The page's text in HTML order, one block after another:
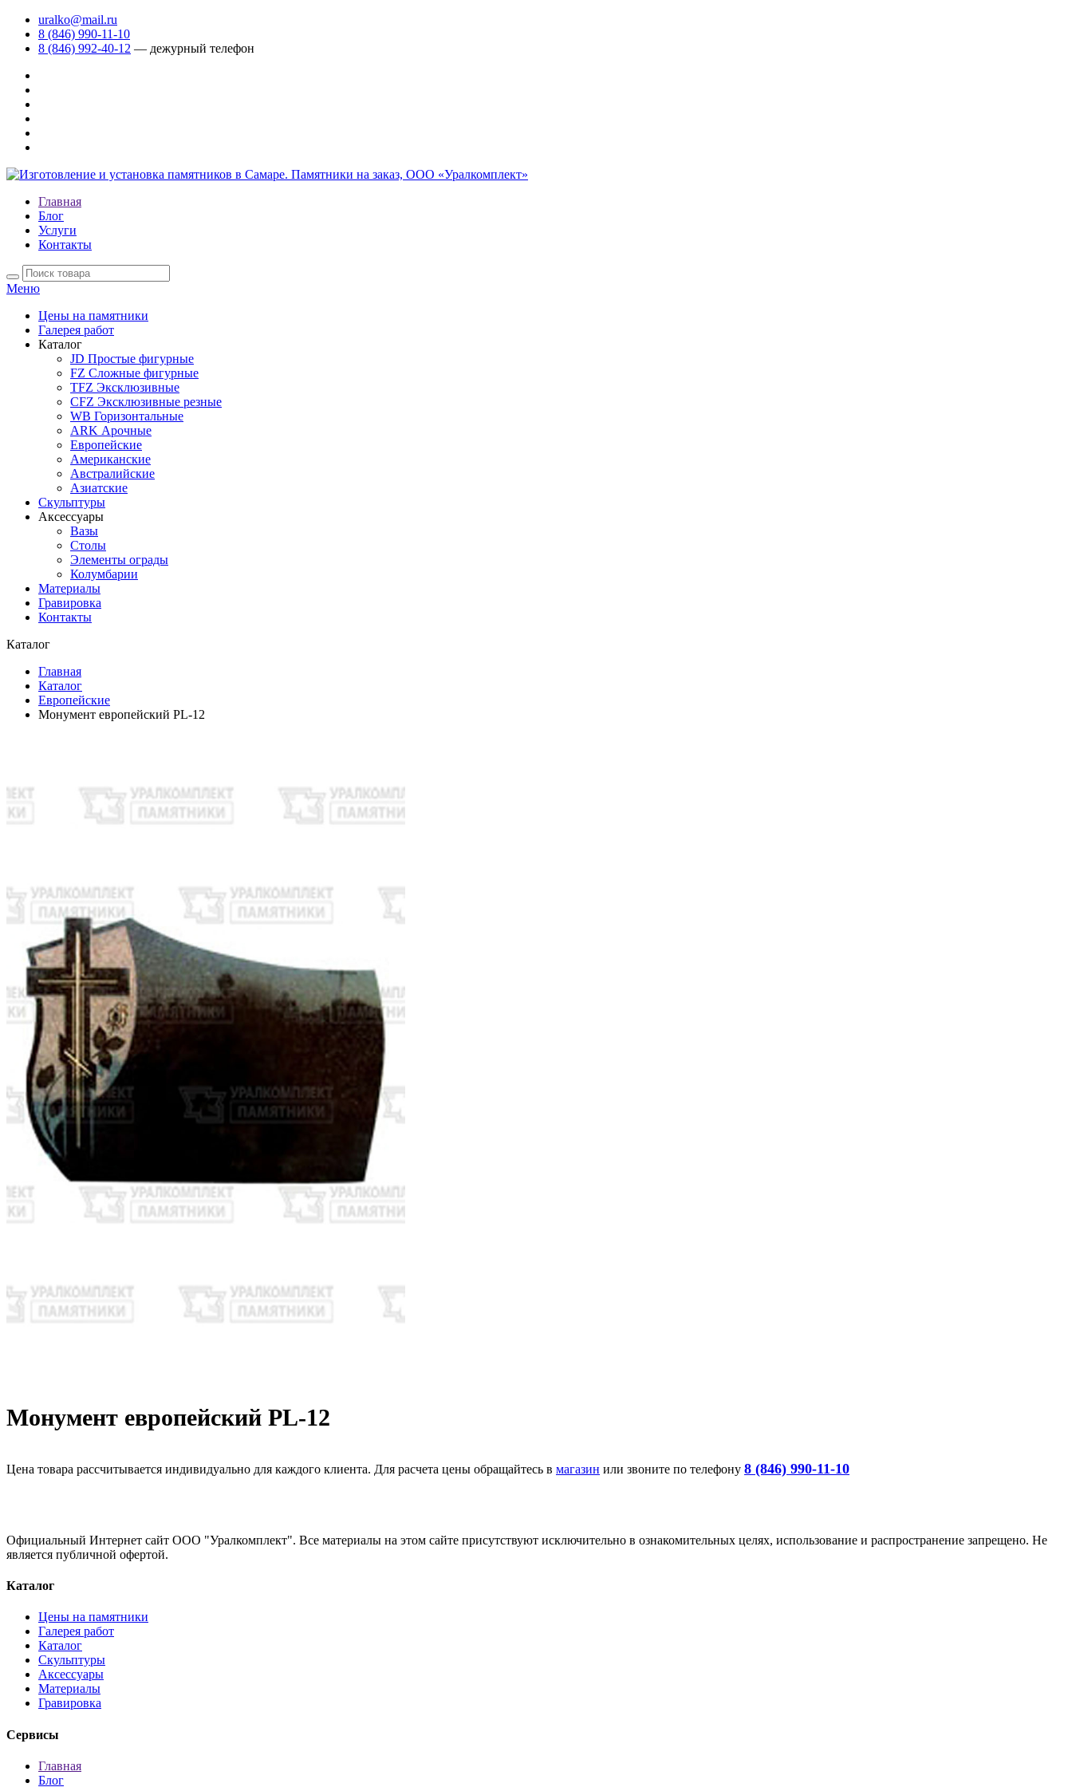
uralko@mail.ru
8 (846) 990-11-10
8 (846) 992-40-12 — дежурный телефон
Главная
Блог
Услуги
Контакты
Меню
Цены на памятники
Галерея работ
Каталог
JD Простые фигурные
FZ Сложные фигурные
TFZ Эксклюзивные
CFZ Эксклюзивные резные
WB Горизонтальные
ARK Арочные
Европейские
Американские
Австралийские
Азиатские
Скульптуры
Аксессуары
Вазы
Столы
Элементы ограды
Колумбарии
Материалы
Гравировка
Контакты
Каталог
Главная
Каталог
Европейские
Монумент европейский PL-12
Монумент европейский PL-12
Цена товара рассчитывается индивидуально для каждого клиента. Для расчета цены обращайтесь в магазин или звоните по телефону 8 (846) 990-11-10
Официальный Интернет сайт ООО "Уралкомплект". Все материалы на этом сайте присутствуют исключительно в ознакомительных целях, использование и распространение запрещено. Не
является публичной офертой.
Каталог
Цены на памятники
Галерея работ
Каталог
Скульптуры
Аксессуары
Материалы
Гравировка
Сервисы
Главная
Блог